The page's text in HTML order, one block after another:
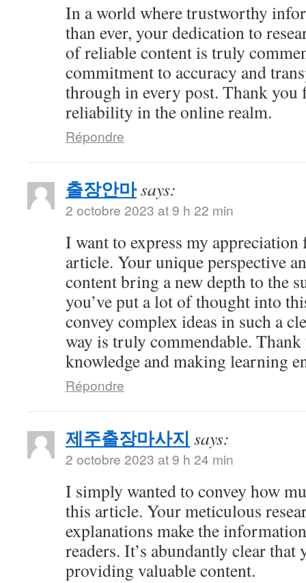
In a world where trustworthy
than ever, your dedication to
of reliable content is truly
commitment to accuracy and
through in every post. Thank you
reliability in the online realm.
Répondre
출장안마says:
2 octobre 2023 at 9 h 22 min
I want to express my
article. Your unique perspective
content bring a new depth to the
you’ve put a lot of thought into
convey complex ideas in such a
way is truly commendable.
knowledge and making learning
Répondre
제주출장마사지 says:
2 octobre 2023 at 9 h 24 min
I simply wanted to convey how
this article. Your meticulous
explanations make the
readers. It’s abundantly clear that
providing valuable content.